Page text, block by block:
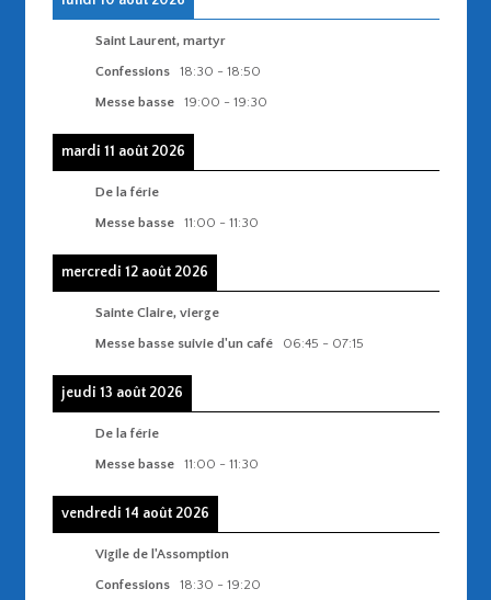
Saint Laurent, martyr
Confessions
18:30 - 18:50
Messe basse
19:00 - 19:30
mardi 11 août 2026
De la férie
Messe basse
11:00 - 11:30
mercredi 12 août 2026
Sainte Claire, vierge
Messe basse suivie d'un café
06:45 - 07:15
jeudi 13 août 2026
De la férie
Messe basse
11:00 - 11:30
vendredi 14 août 2026
Vigile de l'Assomption
Confessions
18:30 - 19:20